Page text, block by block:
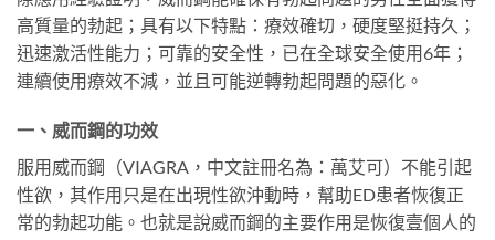
高質量的勃起；具有以下特點：療效確切，硬度堅挺持久；
迅速激活性能力；可靠的安全性，已在全球安全使用6年；
連續使用療效不減，並且可能逆轉勃起問題的惡化。
一、威而鋼的功效
服用威而鋼（VIAGRA，中文註冊名為：萬艾可）不能引起
性欲，其作用只是在出現性欲沖動時，幫助ED患者恢復正
常的勃起功能。也就是說威而鋼的主要作用是恢復壹個人的